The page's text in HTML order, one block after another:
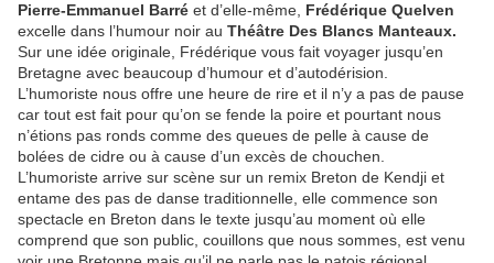
Pierre-Emmanuel Barré et d’elle-même, Frédérique Quelven
excelle dans l’humour noir au Théâtre Des Blancs Manteaux.
Sur une idée originale, Frédérique vous fait voyager jusqu’en
Bretagne avec beaucoup d’humour et d’autodérision.
L’humoriste nous offre une heure de rire et il n’y a pas de pause
car tout est fait pour qu’on se fende la poire et pourtant nous
n’étions pas ronds comme des queues de pelle à cause de
bolées de cidre ou à cause d’un excès de chouchen.
L’humoriste arrive sur scène sur un remix Breton de Kendji et
entame des pas de danse traditionnelle, elle commence son
spectacle en Breton dans le texte jusqu’au moment où elle
comprend que son public, couillons que nous sommes, est venu